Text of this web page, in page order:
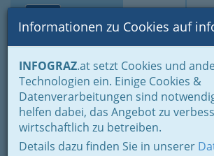
Suche
Informationen zu Cookies auf
INFOGRAZ.at setzt Cookies und
Technologien ein. Einige Cookies &
Datenverarbeitungen sind
helfen dabei, das Angebot zu
wirtschaftlich zu betreiben.
Details dazu finden Sie in unserer
Home Lifestyle
Feste feiern
Der schönste Tag im Leben für viele
Planung erspart Ärger und Stress vor dem
Hochzeitsreise
Hochzeitsreise -